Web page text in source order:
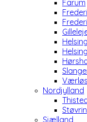
Farum
Nordjylland
Sjælland